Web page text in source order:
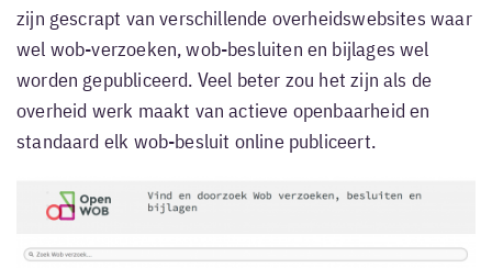
zijn gescrapt van verschillende overheidswebsites waar
wel wob-verzoeken, wob-besluiten en bijlages wel
worden gepubliceerd. Veel beter zou het zijn als de
overheid werk maakt van actieve openbaarheid en
standaard elk wob-besluit online publiceert.